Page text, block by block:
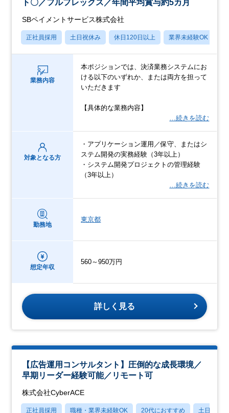
ト〇／フルフレックス／年間平均賞与約5カ月
SBペイメントサービス株式会社
正社員採用 土日祝休み 休日120日以上 業界未経験OK
業務内容
本ポジションでは、決済業務システムにお
ける以下のいずれか、または両方を担って
いただきます
【具体的な業務内容】
…続きを読む
対象となる方
・アプリケーション運用／保守、またはシ
ステム開発の実務経験（3年以上）
・システム開発プロジェクトの管理経験
（3年以上）
…続きを読む
勤務地
東京都
想定年収
560～950万円
詳しく見る
【広告運用コンサルタント】圧倒的な成長環境／
早期リーダー経験可能／リモート可
株式会社CyberACE
正社員採用 職種・業界未経験OK 20代におすすめ 土日祝休み